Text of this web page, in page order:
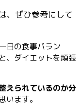
、ぜひ参考にして
日の食事バラン
、ダイエットを頑張
えられているのか分
います。